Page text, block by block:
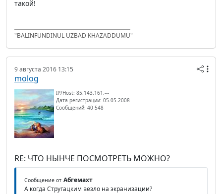
такой!
"BALINFUNDINUL UZBAD KHAZADDUMU"
9 августа 2016 13:15
molog
IP/Host: 85.143.161.---
Дата регистрации: 05.05.2008
Сообщений: 40 548
RE: ЧТО НЫНЧЕ ПОСМОТРЕТЬ МОЖНО?
Сообщение от Абгемахт
А когда Стругацким везло на экранизации?